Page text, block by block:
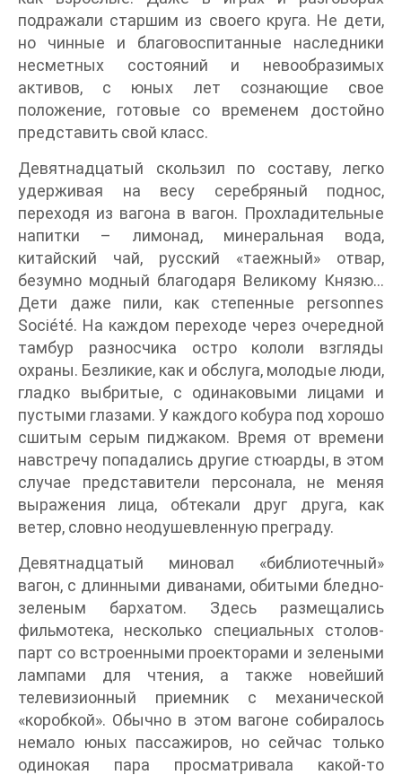
подражали старшим из своего круга. Не дети,
но чинные и благовоспитанные наследники
несметных состояний и невообразимых
активов, с юных лет сознающие свое
положение, готовые со временем достойно
представить свой класс.
Девятнадцатый скользил по составу, легко
удерживая на весу серебряный поднос,
переходя из вагона в вагон. Прохладительные
напитки – лимонад, минеральная вода,
китайский чай, русский «таежный» отвар,
безумно модный благодаря Великому Князю…
Дети даже пили, как степенные personnes
Société. На каждом переходе через очередной
тамбур разносчика остро кололи взгляды
охраны. Безликие, как и обслуга, молодые люди,
гладко выбритые, с одинаковыми лицами и
пустыми глазами. У каждого кобура под хорошо
сшитым серым пиджаком. Время от времени
навстречу попадались другие стюарды, в этом
случае представители персонала, не меняя
выражения лица, обтекали друг друга, как
ветер, словно неодушевленную преграду.
Девятнадцатый миновал «библиотечный»
вагон, с длинными диванами, обитыми бледно-
зеленым бархатом. Здесь размещались
фильмотека, несколько специальных столов-
парт со встроенными проекторами и зелеными
лампами для чтения, а также новейший
телевизионный приемник с механической
«коробкой». Обычно в этом вагоне собиралось
немало юных пассажиров, но сейчас только
одинокая пара просматривала какой-то